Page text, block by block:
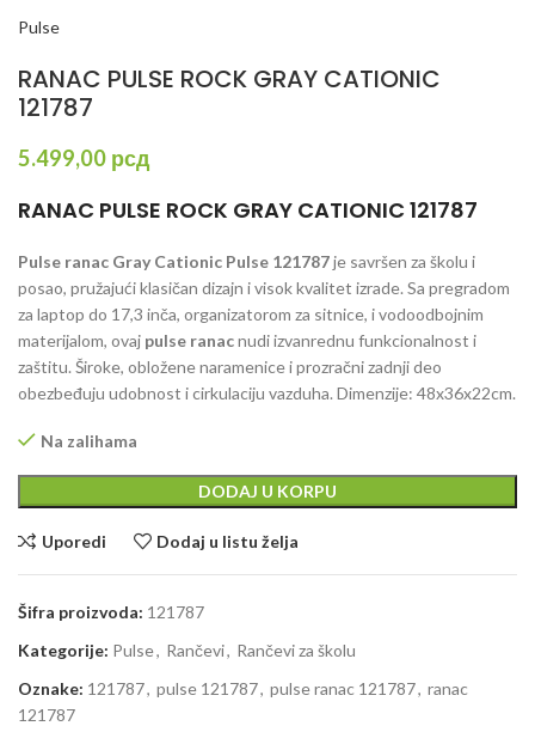
Pulse
RANAC PULSE ROCK GRAY CATIONIC
121787
5.499,00 рсд
RANAC PULSE ROCK GRAY CATIONIC 121787
Pulse ranac Gray Cationic Pulse 121787je savršen za školu i
posao, pružajući klasičan dizajn i visok kvalitet izrade. Sa pregradom
za laptop do 17,3 inča, organizatorom za sitnice, i vodoodbojnim
materijalom, ovaj pulse ranacnudi izvanrednu funkcionalnost i
zaštitu. Široke, obložene naramenice i prozračni zadnji deo
obezbeđuju udobnost i cirkulaciju vazduha. Dimenzije: 48x36x22cm.
Na zalihama
DODAJ U KORPU
Uporedi Dodaj u listu želja
Šifra proizvoda: 121787
Kategorije: Pulse, Rančevi, Rančevi za školu
Oznake: 121787, pulse 121787, pulse ranac 121787, ranac
121787